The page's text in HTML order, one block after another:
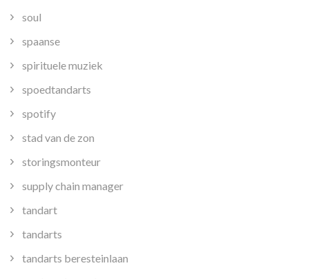
soul
spaanse
spirituele muziek
spoedtandarts
spotify
stad van de zon
storingsmonteur
supply chain manager
tandart
tandarts
tandarts beresteinlaan